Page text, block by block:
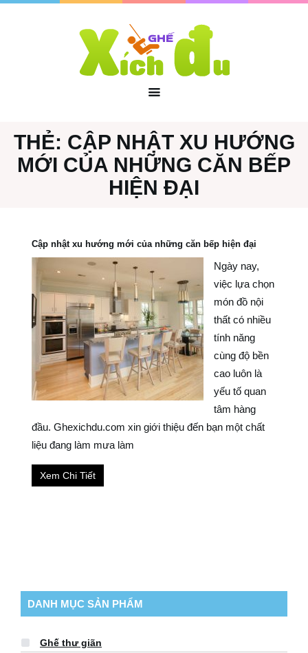
THẺ: CẬP NHẬT XU HƯỚNG
MỚI CỦA NHỮNG CĂN BẾP
HIỆN ĐẠI
Cập nhật xu hướng mới của những căn bếp hiện đại
Ngày nay,
việc lựa chọn
món đồ nội
thất có nhiều
tính năng
cùng độ bền
cao luôn là
yếu tố quan
tâm hàng
đầu. Ghexichdu.com xin giới thiệu đến bạn một chất
liệu đang làm mưa làm
Xem Chi Tiết
DANH MỤC SẢN PHẨM
Ghế thư giãn